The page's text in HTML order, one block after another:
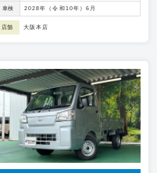
車検 2028年（令和10年）6月
店舗 大阪本店